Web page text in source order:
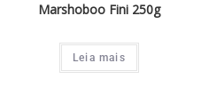
Marshoboo Fini 250g
Leia mais